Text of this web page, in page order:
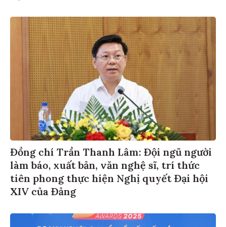
Đồng chí Trần Thanh Lâm: Đội ngũ người
làm báo, xuất bản, văn nghệ sĩ, trí thức
tiên phong thực hiện Nghị quyết Đại hội
XIV của Đảng